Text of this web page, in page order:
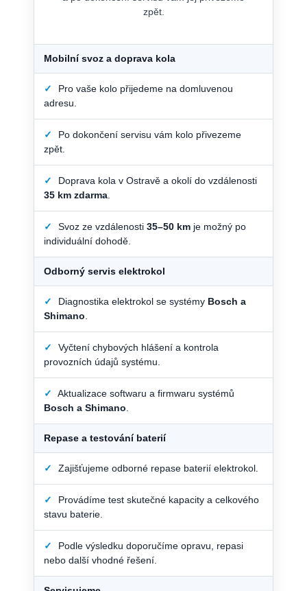
zpět.
Mobilní svoz a doprava kola
✓
Pro vaše kolo přijedeme na domluvenou
adresu.
✓
Po dokončení servisu vám kolo přivezeme
zpět.
✓
Doprava kola v Ostravě a okolí do vzdálenosti
35 km zdarma
✓ Svoz ze vzdálenosti 35–50 km je možný po
individuální dohodě.
Odborný servis elektrokol
✓ Diagnostika elektrokol se systémy Bosch a
Shimano
✓
Vyčtení chybových hlášení a kontrola
provozních údajů systému.
✓
Aktualizace softwaru a firmwaru systémů
Bosch a Shimano
Repase a testování baterií
✓ Zajišťujeme odborné repase baterií elektrokol.
✓
Provádíme test skutečné kapacity a celkového
stavu baterie.
✓
Podle výsledku doporučíme opravu, repasi
nebo další vhodné řešení.